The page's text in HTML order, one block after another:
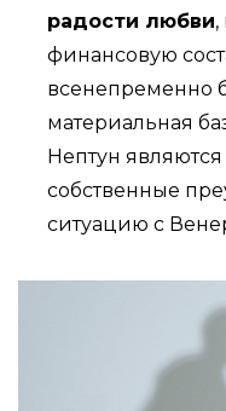
радости любви,
финансовую
всенепременно
материальная
Нептун являются
собственные
ситуацию с